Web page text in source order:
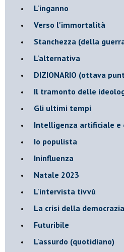
L'inganno
Verso l'immortalità
Stanchezza (della
L'alternativa
​DIZIONARIO (ottava
Il tramonto delle
Gli ultimi tempi
Intelligenza artificiale e
Io populista
Ininfluenza
Natale 2023
L'intervista tivvù
La crisi della
Futuribile
L'assurdo (quotidiano)